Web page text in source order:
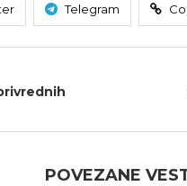
Telegram
POVEZANE